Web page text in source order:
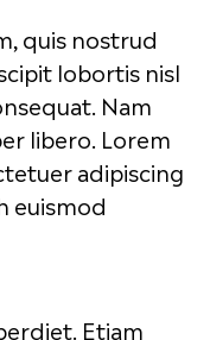
quis nostrud
lobortis nisl
Nam
libero. Lorem
adipiscing
euismod
Etiam